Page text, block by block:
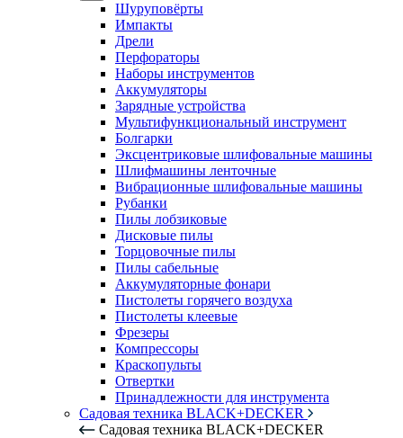
Шуруповёрты
Импакты
Дрели
Перфораторы
Наборы инструментов
Аккумуляторы
Зарядные устройства
Мультифункциональный инструмент
Болгарки
Эксцентриковые шлифовальные машины
Шлифмашины ленточные
Вибрационные шлифовальные машины
Рубанки
Пилы лобзиковые
Дисковые пилы
Торцовочные пилы
Пилы сабельные
Аккумуляторные фонари
Пистолеты горячего воздуха
Пистолеты клеевые
Фрезеры
Компрессоры
Краскопульты
Отвертки
Принадлежности для инструмента
Садовая техника BLACK+DECKER
Садовая техника BLACK+DECKER